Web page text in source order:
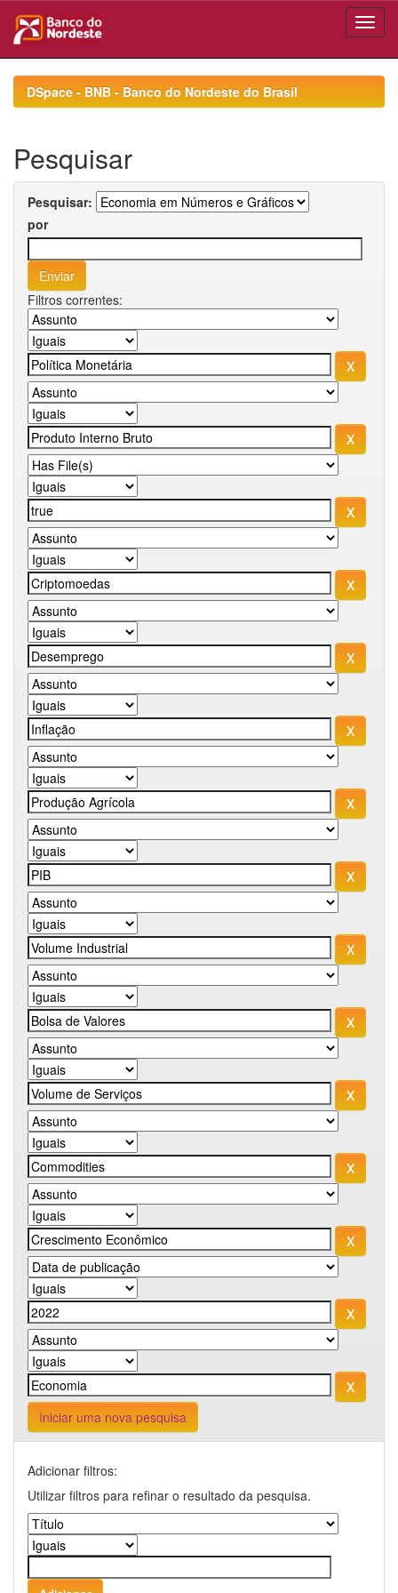
navigationDSpace - BNB - Banco do Nordeste do Brasil
Pesquisar
Pesquisar:
por
Filtros correntes:
Iniciar uma nova pesquisa
Adicionar filtros:
Utilizar filtros para refinar o resultado da pesquisa.